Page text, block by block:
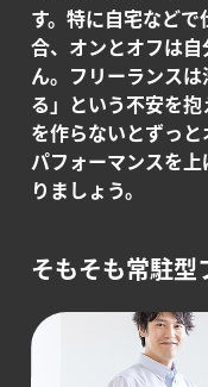
す。特に自宅など
合、オンとオフは
ん。フリーランス
る」という不安を
を作らないとずっ
パフォーマンスを
りましょう。
そもそも常駐型